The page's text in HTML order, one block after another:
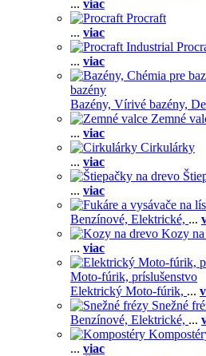
... viac
Procraft
... viac
... viac
bazény
Bazény, Vírivé bazény,
Zemné
... viac
Cirkulárky
... viac
... viac
Benzínové, Elektrické, ...
Kozy
... viac
Moto-fúrik, príslušenstvo
Elektrický Moto-fúrik, ...
Snežné
Benzínové, Elektrické, ...
... viac